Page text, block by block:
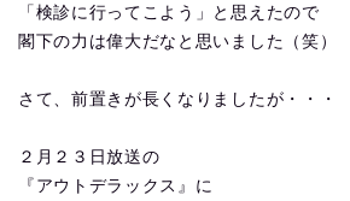
「検診に行ってこよう」と思えたので
閣下の力は偉大だなと思いました（笑）
さて、前置きが長くなりましたが・・・
２月２３日放送の
『アウトデラックス』に